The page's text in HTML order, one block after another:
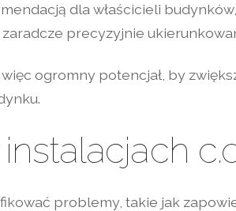
dla właścicieli
precyzyjnie
ogromny potencjał, by
problemy, takie jak